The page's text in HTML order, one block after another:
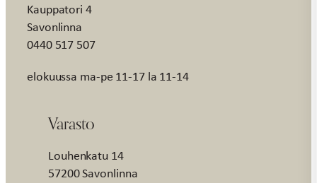
Kauppatori 4
Savonlinna
0440 517 507
elokuussa ma-pe 11-17 la 11-14
Varasto
Louhenkatu 14
57200 Savonlinna